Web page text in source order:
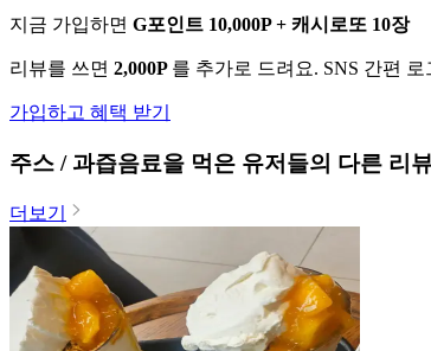
지금 가입하면 G포인트 10,000P + 캐시로또 10장
리뷰를 쓰면 2,000P 를 추가로 드려요. SNS 간편
가입하고 혜택 받기
주스 / 과즙음료을 먹은 유저들의 다른 리
더보기